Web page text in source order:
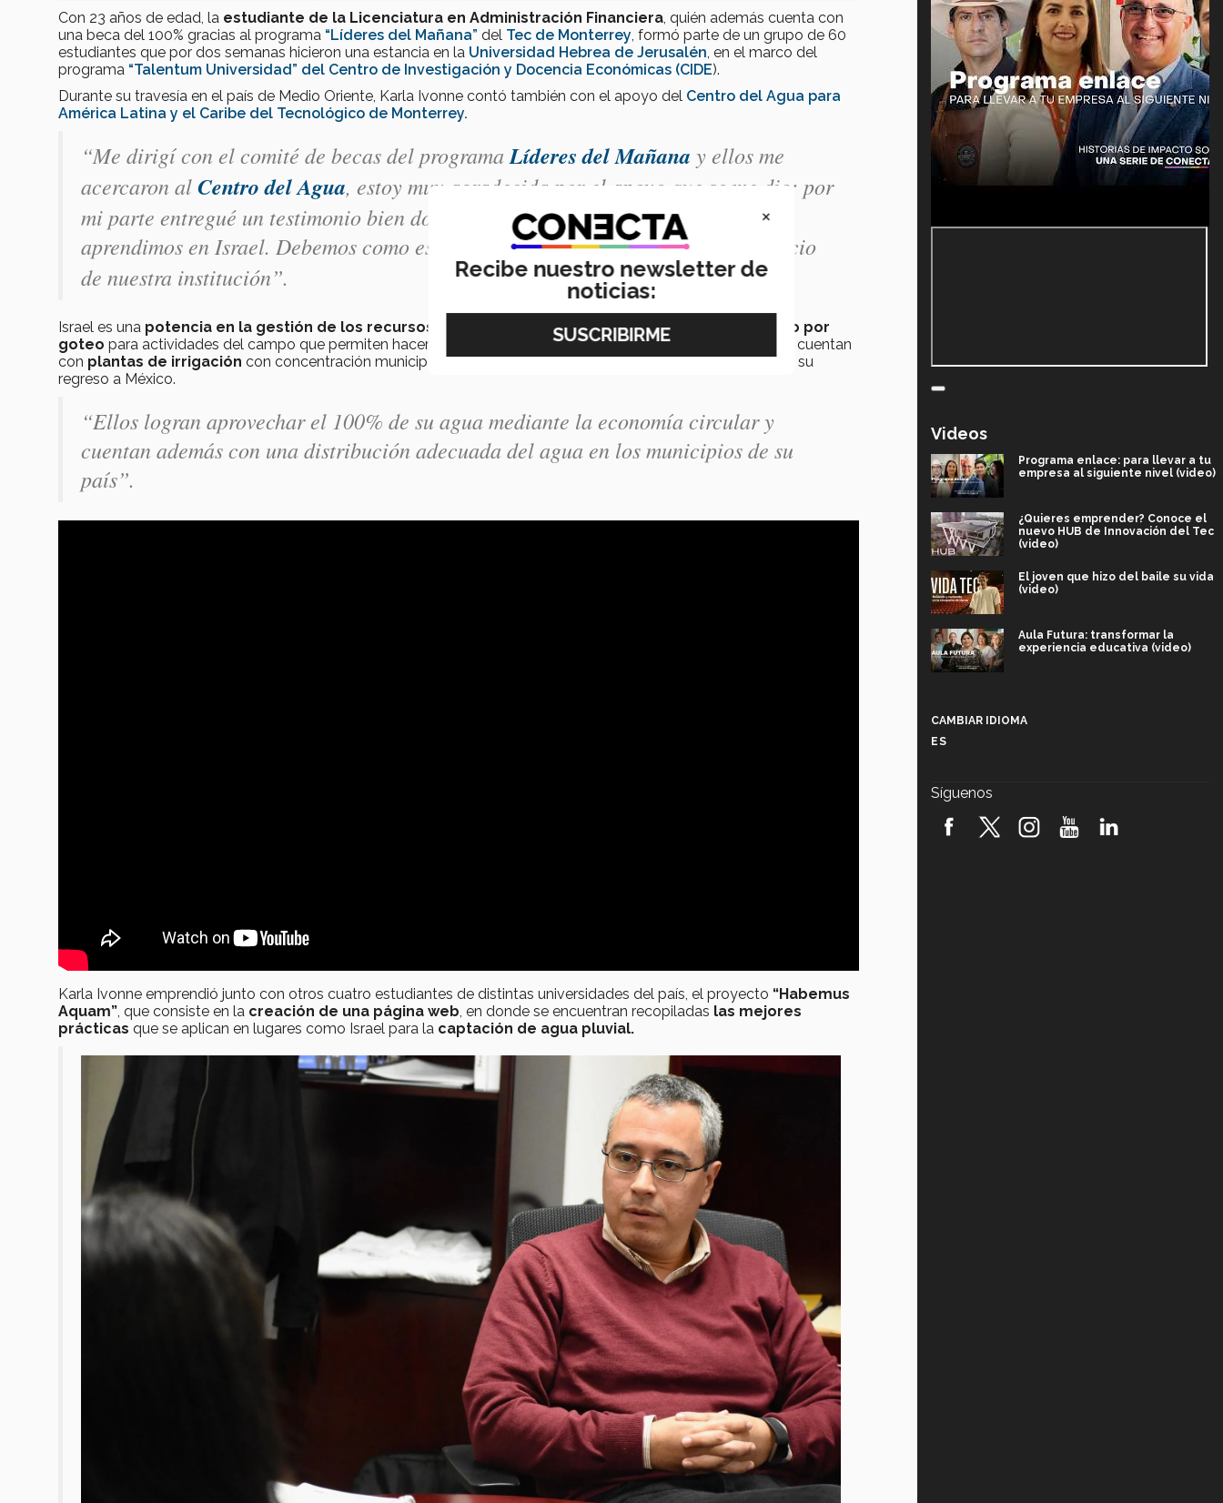
Con 23 años de edad, la estudiante de la Licenciatura en Administración Financiera, quién además cuenta con
una beca del 100% gracias al programa “Líderes del Mañana” del Tec de Monterrey, formó parte de un grupo de 60
estudiantes que por dos semanas hicieron una estancia en la Universidad Hebrea de Jerusalén, en el marco del
programa “Talentum Universidad” del Centro de Investigación y Docencia Económicas (CIDE).
Durante su travesía en el país de Medio Oriente, Karla Ivonne contó también con el apoyo del Centro del Agua para
América Latina y el Caribe del Tecnológico de Monterrey.
“Me dirigí con el comité de becas del programaLíderes del Mañana y ellos me
acercaron alCentro del Agua, estoy muy agradecida por el apoyo que se me dio; por
mi parte entregué un testimonio bien documentado con evidencia de lo que
aprendimos en Israel. Debemos como estudiantes seragentes de cambio
al servicio
de nuestra institución”.
Israel es una potencia en la gestión de los recursos hídricos ya que aplican metodologías como el
riego por
goteo para actividades del campo que permiten hacer un uso más eficiente de los recursos hídricos, también cuentan
con plantas de irrigación con concentración municipal que rinden a un nivel federal, destacó la estudiante a su
regreso a México.
“Ellos logran aprovechar el 100% de su agua mediante la economía circular y
cuentan además con una distribución adecuada del agua en los municipios de su
país”.
Karla Ivonne emprendió junto con otros cuatro estudiantes de distintas universidades del país, el proyecto “Habemus
Aquam”, que consiste en la creación de una página web, en donde se encuentran recopiladas las mejores
prácticas que se aplican en lugares como Israel para la captación de agua pluvial.
Videos
Programa enlace: para llevar a tu
empresa al siguiente nivel (video)
¿Quieres emprender? Conoce el
nuevo HUB de Innovación del Tec
(video)
El joven que hizo del baile su vida
(video)
Aula Futura: transformar la
experiencia educativa (video)
robótica FIRST 2026! (video)
CAMBIAR IDIOMA
ES
Síguenos
×
Recibe nuestro newsletter de
noticias: